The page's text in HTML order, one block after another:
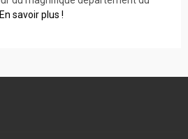
En savoir plus !